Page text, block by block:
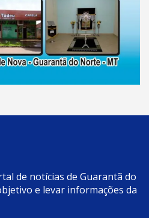
de notícias de Guarantã do
e levar informações da